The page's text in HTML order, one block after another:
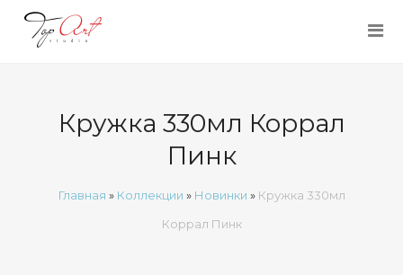
Кружка 330мл Коррал
Пинк
Главная » Коллекции » Новинки » Кружка 330мл
Коррал Пинк